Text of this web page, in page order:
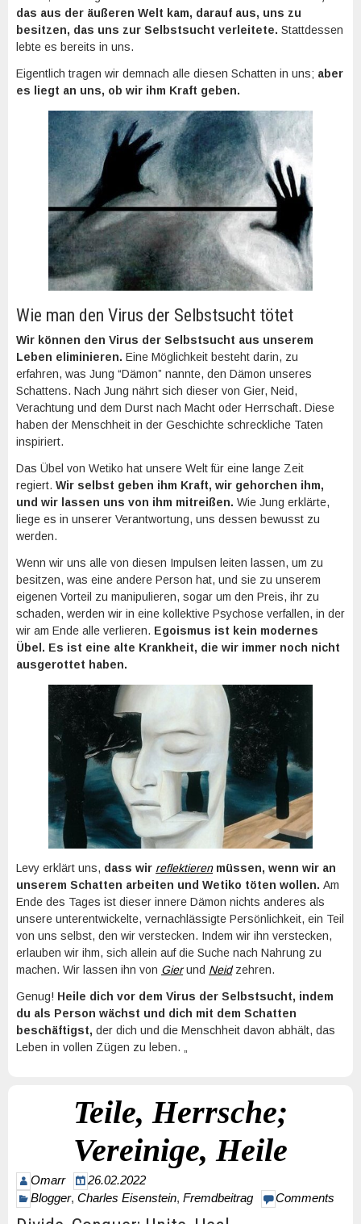
das aus der äußeren Welt kam, darauf aus, uns zu
besitzen, das uns zur Selbstsucht verleitete. Stattdessen
lebte es bereits in uns.
Eigentlich tragen wir demnach alle diesen Schatten in uns; aber
es liegt an uns, ob wir ihm Kraft geben.
Wie man den Virus der Selbstsucht tötet
Wir können den Virus der Selbstsucht aus unserem
Leben eliminieren. Eine Möglichkeit besteht darin, zu
erfahren, was Jung “Dämon” nannte, den Dämon unseres
Schattens. Nach Jung nährt sich dieser von Gier, Neid,
Verachtung und dem Durst nach Macht oder Herrschaft. Diese
haben der Menschheit in der Geschichte schreckliche Taten
inspiriert.
Das Übel von Wetiko hat unsere Welt für eine lange Zeit
regiert. Wir selbst geben ihm Kraft, wir gehorchen ihm,
und wir lassen uns von ihm mitreißen. Wie Jung erklärte,
liege es in unserer Verantwortung, uns dessen bewusst zu
werden.
Wenn wir uns alle von diesen Impulsen leiten lassen, um zu
besitzen, was eine andere Person hat, und sie zu unserem
eigenen Vorteil zu manipulieren, sogar um den Preis, ihr zu
schaden, werden wir in eine kollektive Psychose verfallen, in der
wir am Ende alle verlieren. Egoismus ist kein modernes
Übel. Es ist eine alte Krankheit, die wir immer noch nicht
ausgerottet haben.
Levy erklärt uns, dass wir reflektierenmüssen, wenn wir an
unserem Schatten arbeiten und Wetiko töten wollen. Am
Ende des Tages ist dieser innere Dämon nichts anderes als
unsere unterentwickelte, vernachlässigte Persönlichkeit, ein Teil
von uns selbst, den wir verstecken. Indem wir ihn verstecken,
erlauben wir ihm, sich allein auf die Suche nach Nahrung zu
machen. Wir lassen ihn von Gierund Neidzehren.
Genug! Heile dich vor dem Virus der Selbstsucht, indem
du als Person wächst und dich mit dem Schatten
beschäftigst, der dich und die Menschheit davon abhält, das
Leben in vollen Zügen zu leben. „
Teile, Herrsche;
Vereinige, Heile
Omarr
26.02.2022
Blogger, Charles Eisenstein, Fremdbeitrag Comments